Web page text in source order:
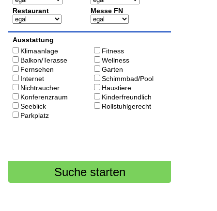
Restaurant Messe FN
Ausstattung
Klimaanlage
Balkon/Terasse
Fernsehen
Internet
Nichtraucher
Konferenzraum
Seeblick
Parkplatz
Fitness
Wellness
Garten
Schimmbad/Pool
Haustiere
Kinderfreundlich
Rollstuhlgerecht